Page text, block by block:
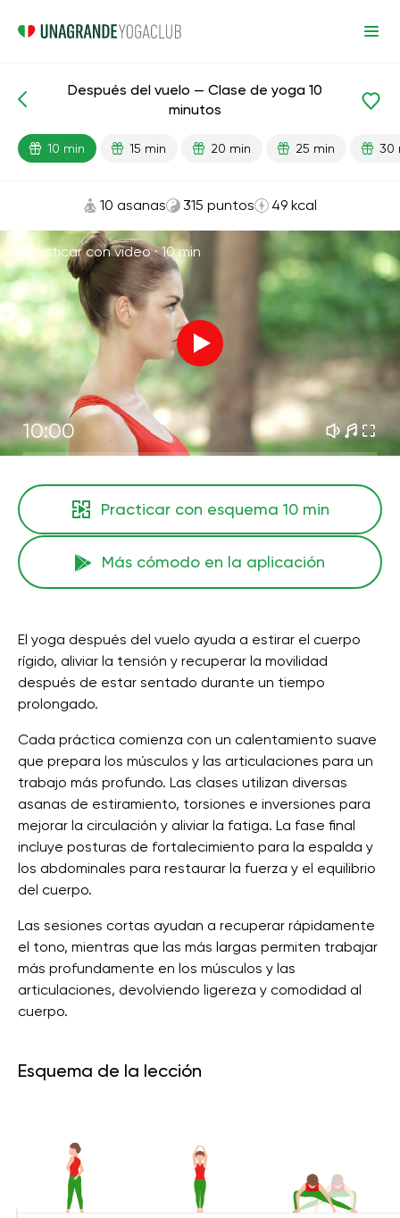
Lecciones preparadas Viaje
Después del vuelo — Clase de yoga 10
minutos
10 min 15 min 20 min 25 min 30
10 asanas 315 puntos 49 kcal
Practicar con video ·10 min
10:00
Practicar con esquema 10 min
Más cómodo en la aplicación
El yoga después del vuelo ayuda a estirar el cuerpo
rígido, aliviar la tensión y recuperar la movilidad
después de estar sentado durante un tiempo
prolongado.
Cada práctica comienza con un calentamiento suave
que prepara los músculos y las articulaciones para un
trabajo más profundo. Las clases utilizan diversas
asanas de estiramiento, torsiones e inversiones para
mejorar la circulación y aliviar la fatiga. La fase final
incluye posturas de fortalecimiento para la espalda y
los abdominales para restaurar la fuerza y ​​el equilibrio
del cuerpo.
Las sesiones cortas ayudan a recuperar rápidamente
el tono, mientras que las más largas permiten trabajar
más profundamente en los músculos y las
articulaciones, devolviendo ligereza y comodidad al
cuerpo.
Esquema de la lección